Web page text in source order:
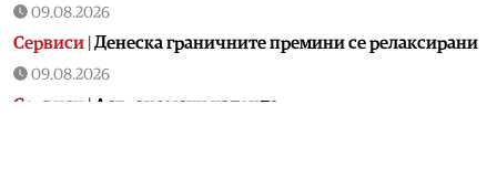
09.08.2026
Сервиси | Денеска граничните премини се релаксирани
09.08.2026
Сервиси | Астрономски календар